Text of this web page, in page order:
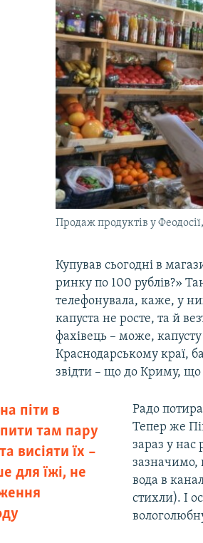
Продаж продуктів у
Купував сьогодні в
ринку по 100 рублів?»
телефонувала, каже, у
капуста не росте, та й
фахівець – може,
Краснодарському краї,
звідти – що до Криму, що
піти в
там пару
висіяти їх –
для їжі, не
Радо
Тепер же
зараз у
зазначимо,
вода в
стихли). І